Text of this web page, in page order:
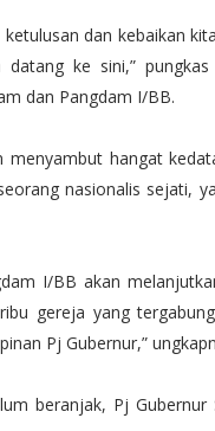
dan kebaikan
ke sini,” pungkas
dan Pangdam I/BB.
hangat
nasionalis sejati,
I/BB akan
gereja yang
Pj Gubernur,”
beranjak, Pj Gubernur